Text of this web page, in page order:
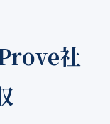
社